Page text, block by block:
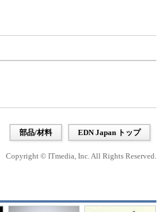
部品/材料 EDN Japan トップ
Copyright © ITmedia, Inc. All Rights Reserved.